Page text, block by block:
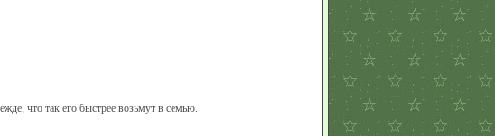
что так его быстрее возьмут в семью.